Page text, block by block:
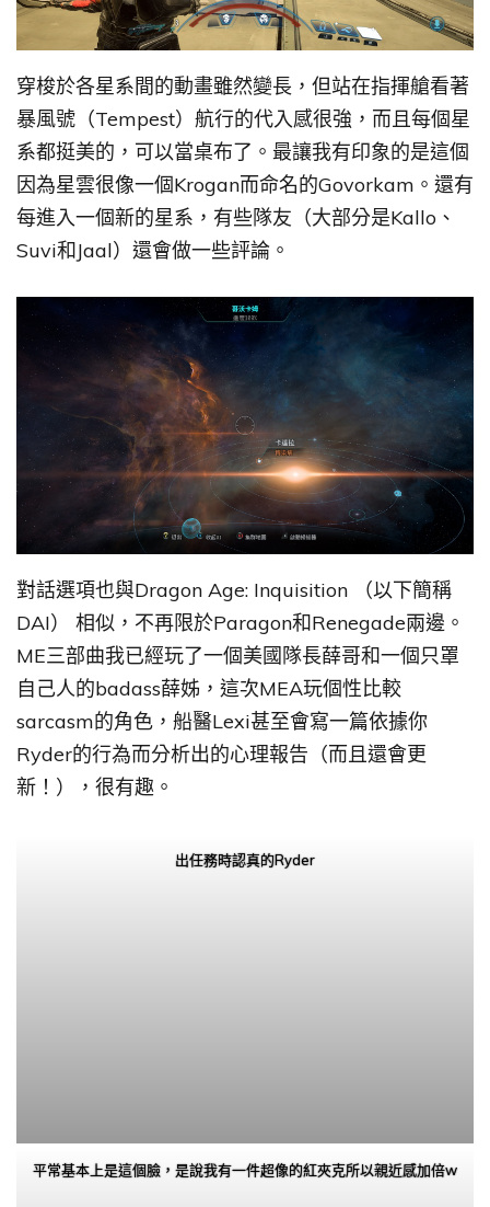
穿梭於各星系間的動畫雖然變長，但站在指揮艙看著
暴風號（Tempest）航行的代入感很強，而且每個星
系都挺美的，可以當桌布了。最讓我有印象的是這個
因為星雲很像一個Krogan而命名的Govorkam。還有
每進入一個新的星系，有些隊友（大部分是Kallo、
Suvi和Jaal）還會做一些評論。
對話選項也與Dragon Age: Inquisition （以下簡稱
DAI） 相似，不再限於Paragon和Renegade兩邊。
ME三部曲我已經玩了一個美國隊長薛哥和一個只罩
自己人的badass薛姊，這次MEA玩個性比較
sarcasm的角色，船醫Lexi甚至會寫一篇依據你
Ryder的行為而分析出的心理報告（而且還會更
新！），很有趣。
出任務時認真的Ryder
平常基本上是這個臉，是說我有一件超像的紅夾克所以親近感加倍w